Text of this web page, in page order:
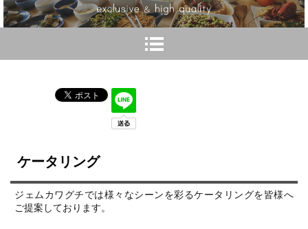
ケータリング
ジェムカワグチでは様々なシーンを彩るケータリングを皆様へ
ご提案しております。